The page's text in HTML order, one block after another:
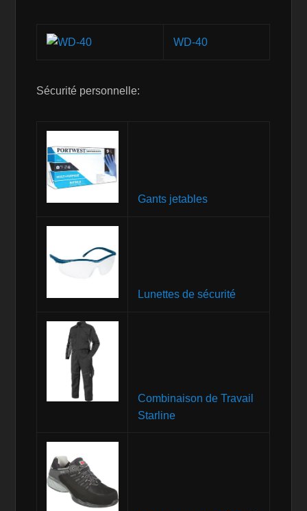
WD-40
Sécurité personnelle:
Gants jetables
Lunettes de sécurité
Combinaison de Travail
Starline